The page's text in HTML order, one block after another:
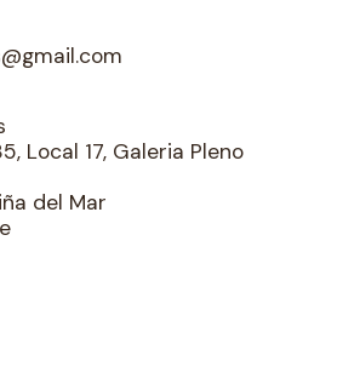
Local 17, Galeria Pleno
del Mar